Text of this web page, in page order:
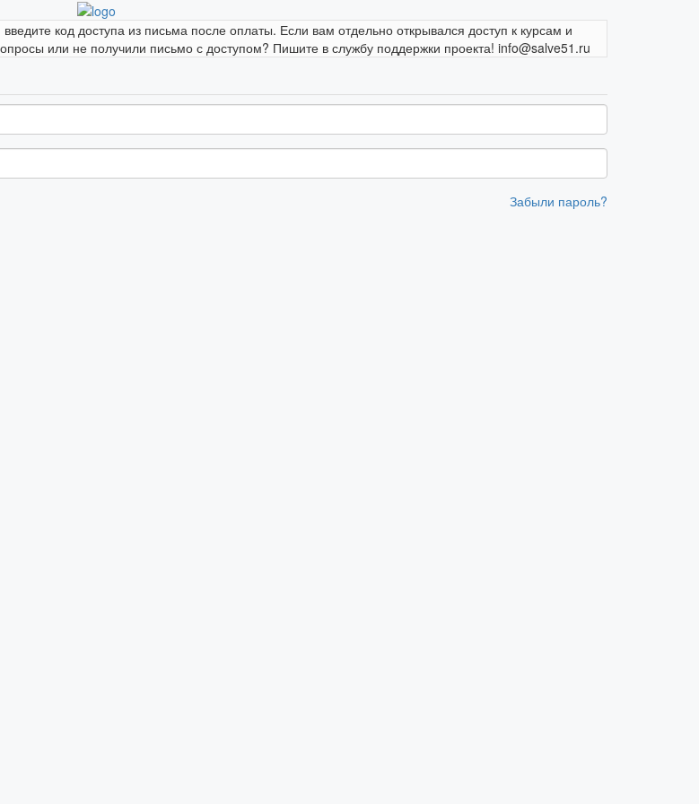
код доступа из письма после оплаты. Если вам отдельно открывался доступ к курсам и
или не получили письмо с доступом? Пишите в службу поддержки проекта! info@salve51.ru
Забыли пароль?